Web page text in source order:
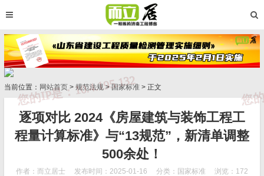
当前位置： 网站首页 > 规范法规>国家标准 > 正文
逐项对比 2024《房屋建筑与装饰工程工
程量计算标准》与“13规范”，新清单调整
500余处！
作者：而立居士 发布时间：2025-01-16 分类： 国家标准
浏览：172